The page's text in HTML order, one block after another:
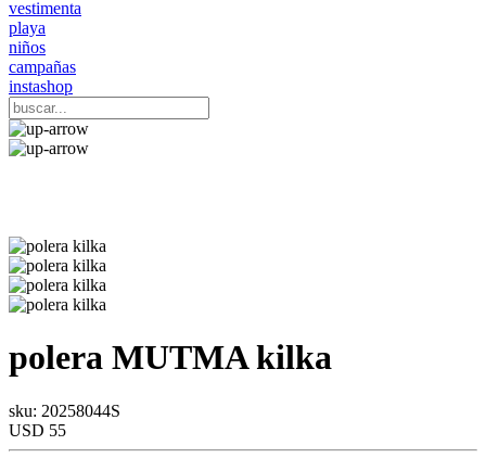
vestimenta
playa
niños
campañas
instashop
polera MUTMAkilka
sku: 20258044S
USD 55